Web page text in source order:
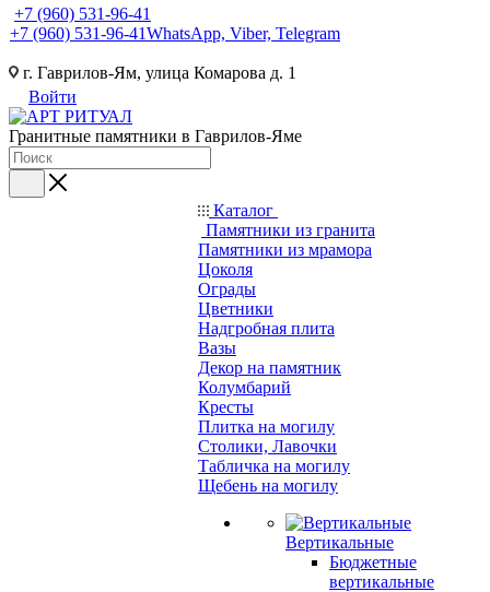
+7 (960) 531-96-41
+7 (960) 531-96-41WhatsApp, Viber, Telegram
г. Гаврилов-Ям, улица Комарова д. 1
Войти
Гранитные памятники в Гаврилов-Яме
Каталог
Памятники из гранита
Памятники из мрамора
Цоколя
Ограды
Цветники
Надгробная плита
Вазы
Декор на памятник
Колумбарий
Кресты
Плитка на могилу
Столики, Лавочки
Табличка на могилу
Щебень на могилу
Вертикальные
Бюджетные
вертикальные